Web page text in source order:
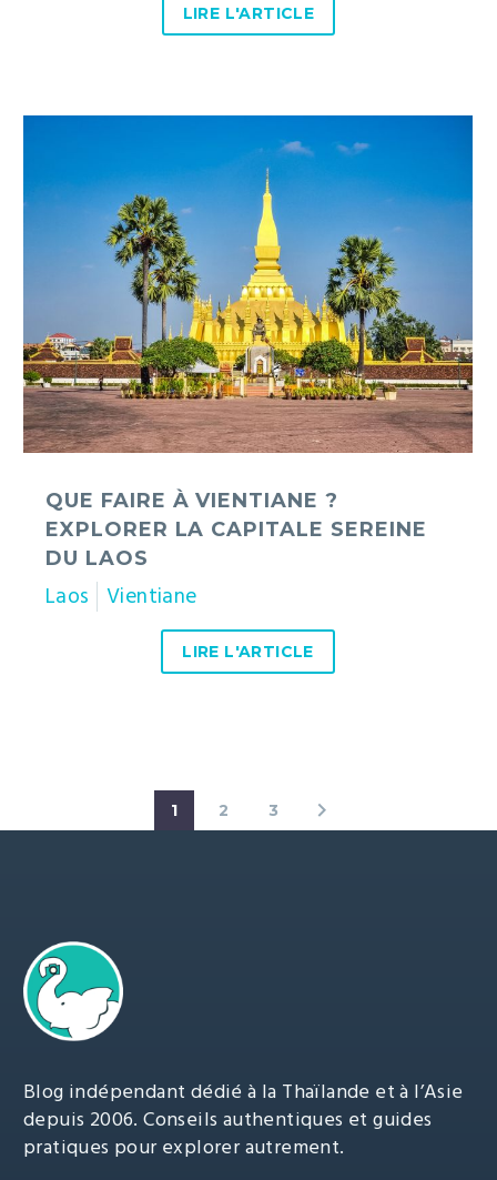
LIRE L'ARTICLE
Vientiane
Explorer
sereine
du
Laos
QUE FAIRE À VIENTIANE ?
EXPLORER LA CAPITALE SEREINE
DU LAOS
Laos Vientiane
LIRE L'ARTICLE
1 2 3
Blog indépendant dédié à la Thaïlande et à l’Asie
depuis 2006. Conseils authentiques et guides
pratiques pour explorer autrement.